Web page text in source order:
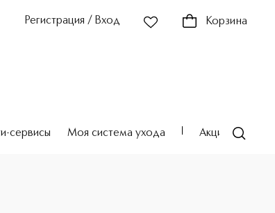
Регистрация / Вход Корзина
сервисы Моя система ухода Акции